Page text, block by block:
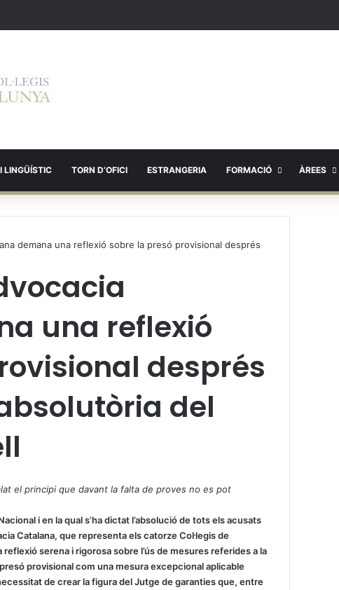
LINGÜÍSTIC TORN D’OFICI ESTRANGERIA FORMACIÓ ÀREES
demana una reflexió sobre la presó provisional després
una reflexió
després
del
el principi que davant la falta de proves no es pot
i en la qual s’ha dictat l’absolució de tots els acusats
Catalana, que representa els catorze Col·legis de
serena i rigorosa sobre l’ús de mesures referides a la
provisional com una mesura excepcional aplicable
de crear la figura del Jutge de garanties que, entre